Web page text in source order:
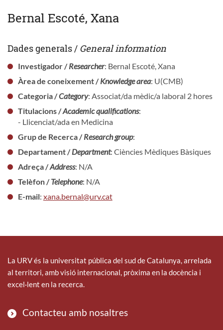
Bernal Escoté, Xana
Dades generals / General information
Investigador /Researcher: Bernal Escoté, Xana
Àrea de coneixement /Knowledge area: U(CMB)
Categoria /Category: Associat/da mèdic/a laboral 2 hores
Titulacions /Academic qualifications:
- Llicenciat/ada en Medicina
Grup de Recerca /Research group:
Departament /Department: Ciències Mèdiques Bàsiques
Adreça /Address: N/A
Telèfon /Telephone: N/A
E-mail: xana.bernal@urv.cat
La URV és la universitat pública del sud de Catalunya, arrelada
al territori, amb visió internacional, pròxima en la docència i
excel·lent en la recerca.
Contacteu amb nosaltres